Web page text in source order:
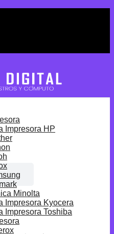
Impresora HP
Minolta
Impresora Kyocera
Impresora Toshiba